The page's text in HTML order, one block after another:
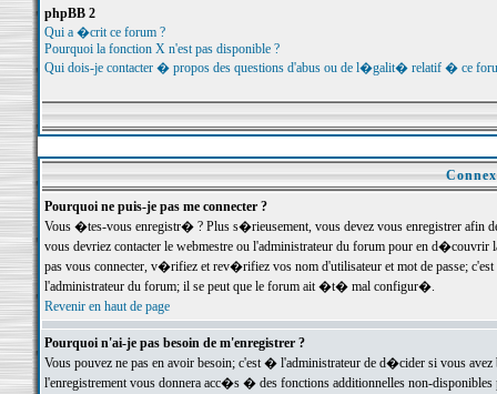
phpBB 2
Qui a �crit ce forum ?
Pourquoi la fonction X n'est pas disponible ?
Qui dois-je contacter � propos des questions d'abus ou de l�galit� relatif � ce
Pourquoi ne puis-je pas me connecter ?
Vous �tes-vous enregistr� ? Plus s�rieusement, vous devez vous enregistrer
vous devriez contacter le webmestre ou l'administrateur du forum pour en
pas vous connecter, v�rifiez et rev�rifiez vos nom d'utilisateur et mot de passe;
l'administrateur du forum; il se peut que le forum ait �t� mal configur�.
Revenir en haut de page
Pourquoi n'ai-je pas besoin de m'enregistrer ?
Vous pouvez ne pas en avoir besoin; c'est � l'administrateur de d�cider si vous
l'enregistrement vous donnera acc�s � des fonctions additionnelles non-